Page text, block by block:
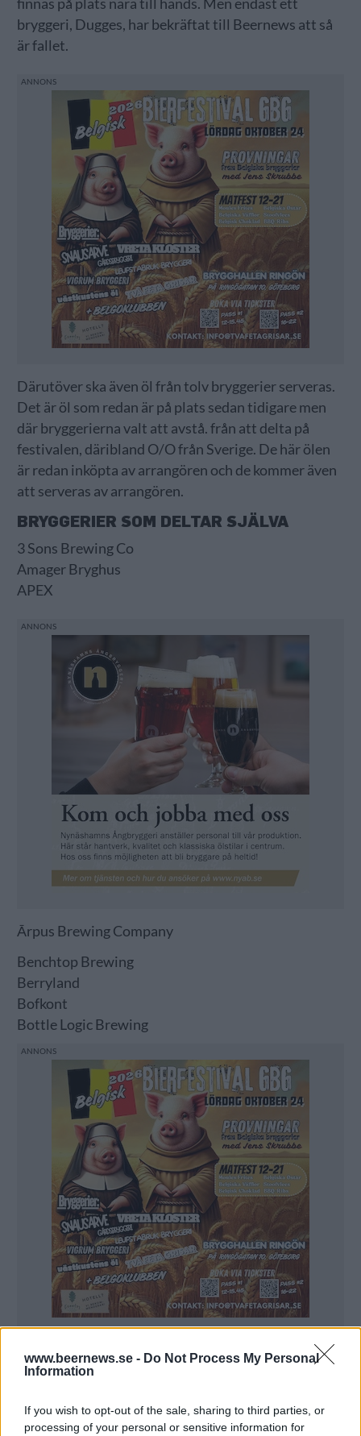
www.beernews.se - Do Not Process My Personal
Information
If you wish to opt-out of the sale, sharing to third parties, or
processing of your personal or sensitive information for
finnas på plats nära till hands. Men endast ett
bryggeri, Dugges, har bekräftat till Beernews att så
är fallet.
Därutöver ska även öl från tolv bryggerier serveras.
Det är öl som redan är på plats sedan tidigare men
där bryggerierna valt att avstå. från att delta på
festivalen, däribland O/O från Sverige. De här ölen
är redan inköpta av arrangören och de kommer även
att serveras av arrangören.
BRYGGERIER SOM DELTAR SJÄLVA
3 Sons Brewing Co
Amager Bryghus
APEX
Ārpus Brewing Company
Benchtop Brewing
Berryland
Bofkont
Bottle Logic Brewing
Brewski
Crooked Moon Brewing
Cycle Brewing